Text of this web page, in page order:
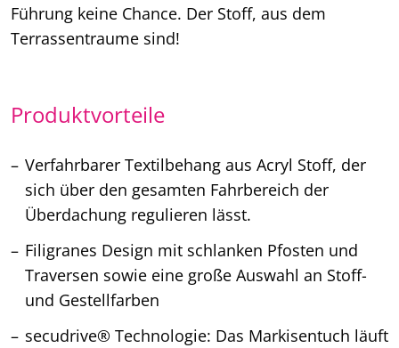
Führung keine Chance. Der Stoff, aus dem
Terrassentraume sind!
Produktvorteile
Verfahrbarer Textilbehang aus Acryl Stoff, der
sich über den gesamten Fahrbereich der
Überdachung regulieren lässt.
Filigranes Design mit schlanken Pfosten und
Traversen sowie eine große Auswahl an Stoff-
und Gestellfarben
secudrive® Technologie: Das Markisentuch läuft